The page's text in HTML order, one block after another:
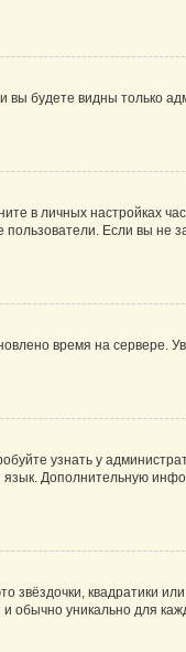
вы будете видны только
в личных настройках
пользователи. Если вы не
время на сервере.
узнать у
язык. Дополнительную
квадратики
обычно уникально для